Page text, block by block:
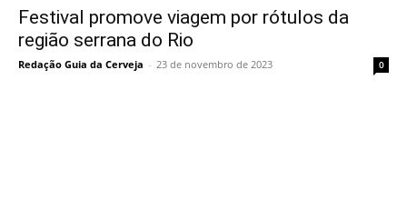
Festival promove viagem por rótulos da
região serrana do Rio
Redação Guia da Cerveja - 23 de novembro de 2023 0